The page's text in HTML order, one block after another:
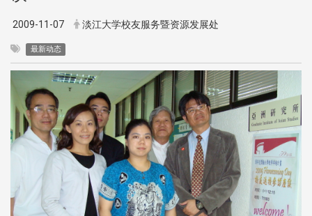
2009-11-07 淡江大学校友服务暨资源发展处
最新动态